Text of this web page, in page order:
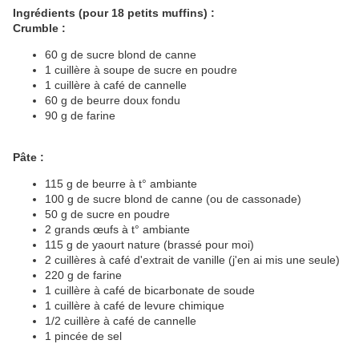
Ingrédients (pour 18 petits muffins) :
Crumble :
60 g de sucre blond de canne
1 cuillère à soupe de sucre en poudre
1 cuillère à café de cannelle
60 g de beurre doux fondu
90 g de farine
Pâte :
115 g de beurre à t° ambiante
100 g de sucre blond de canne (ou de cassonade)
50 g de sucre en poudre
2 grands œufs à t° ambiante
115 g de yaourt nature (brassé pour moi)
2 cuillères à café d'extrait de vanille (j'en ai mis une seule)
220 g de farine
1 cuillère à café de bicarbonate de soude
1 cuillère à café de levure chimique
1/2 cuillère à café de cannelle
1 pincée de sel